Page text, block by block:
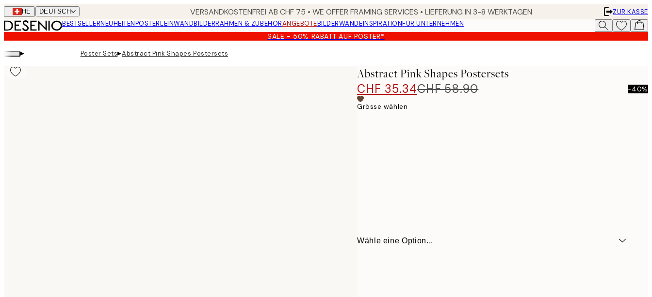
Skip
to
main
content.
CHE DEUTSCH VERSANDKOSTENFREI AB CHF 75 • WE OFFER FRAMING SERVICES • LIEFERUNG IN 3-8 WERKTAGEN
ZUR KASSE
BESTSELLERNEUHEITENPOSTERLEINWANDBILDERRAHMEN & ZUBEHÖRANGEBOTEBILDERWÄNDEINSPIRATIONFÜR UNTERNEHMEN
SALE - 50% RABATT AUF POSTER*
▸ Poster Sets▸Abstract Pink Shapes Postersets
Abstract Pink Shapes Postersets
CHF 35.34CHF 58.90 -40%
Grösse wählen
Wähle eine Option...